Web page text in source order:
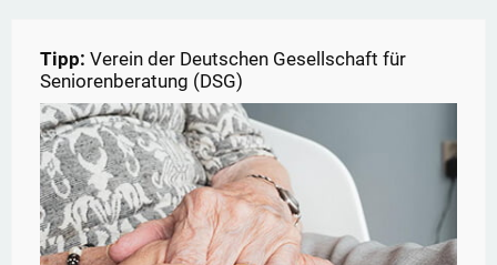
Tipp: Verein der Deutschen Gesellschaft für
Seniorenberatung (DSG)